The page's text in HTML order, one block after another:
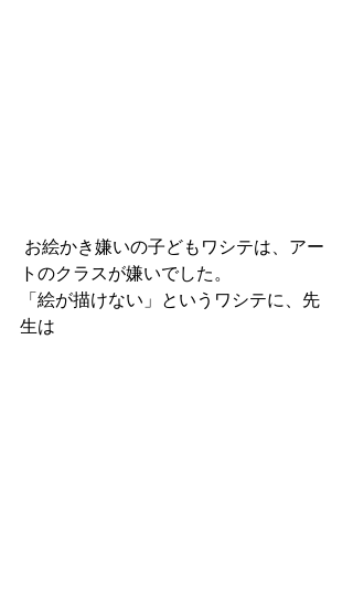
トのクラスが嫌いでした。
「絵が描けない」というワシテに、先
生は